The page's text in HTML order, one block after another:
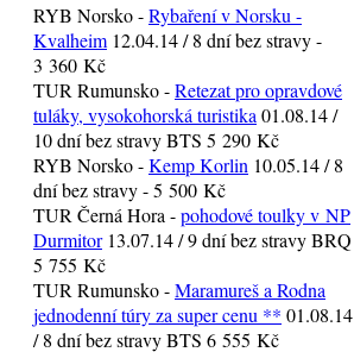
RYB Norsko -Rybaření v Norsku -
Kvalheim 12.04.14 / 8 dní bez stravy -
3 360 Kč
TUR Rumunsko -Retezat pro opravdové
tuláky, vysokohorská turistika 01.08.14 /
10 dní bez stravy BTS 5 290 Kč
RYB Norsko -Kemp Korlin 10.05.14 / 8
dní bez stravy - 5 500 Kč
TUR Černá Hora -pohodové toulky v NP
Durmitor13.07.14 / 9 dní bez stravy BRQ
5 755 Kč
TUR Rumunsko -Maramureš a Rodna
jednodenní túry za super cenu ** 01.08.14
/ 8 dní bez stravy BTS 6 555 Kč